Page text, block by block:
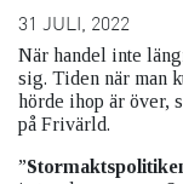
31 JULI, 2022
När handel inte
sig. Tiden när man
hörde ihop är över,
på Frivärld.
”